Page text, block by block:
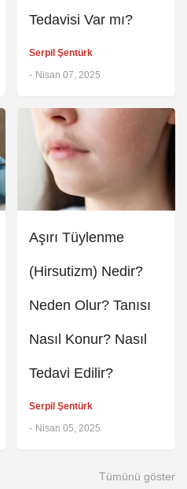
Tedavisi Var mı?
Serpil Şentürk
- Nisan 07, 2025
Aşırı Tüylenme
(Hirsutizm) Nedir?
Neden Olur? Tanısı
Nasıl Konur? Nasıl
Tedavi Edilir?
Serpil Şentürk
- Nisan 05, 2025
Tümünü göster